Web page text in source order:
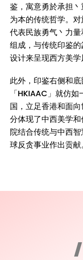
鉴，寓意勇於承担
为本的传统哲学。
代表民族勇气丶力
组成，与传统印鉴
设计来呈现西方美学
此外，印鉴右侧和
「HKIAAC」就仿
国，立足香港和面
分体现了中西美学
院结合传统与中西
球反贪事业作出贡献。